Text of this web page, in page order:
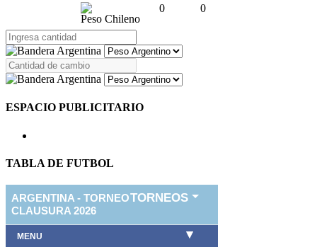
Peso Chileno
0 0
ESPACIO PUBLICITARIO
TABLA DE FUTBOL